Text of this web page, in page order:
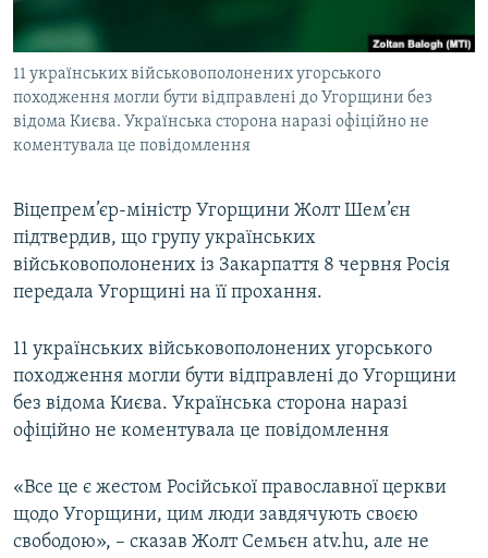
ІНФОГРАФІКА
Усі сайти RFE/RL
11 українських військовополонених угорського
походження могли бути відправлені до Угорщини без
відома Києва. Українська сторона наразі офіційно не
коментувала це повідомлення
Віцепрем’єр-міністр Угорщини Жолт Шем’єн
підтвердив, що групу українських
військовополонених із Закарпаття 8 червня Росія
передала Угорщині на її прохання.
11 українських військовополонених угорського
походження могли бути відправлені до Угорщини
без відома Києва. Українська сторона наразі
офіційно не коментувала це повідомлення
«Все це є жестом Російської православної церкви
щодо Угорщини, цим люди завдячують своєю
свободою», – сказав Жолт Семьєн atv.hu, але не